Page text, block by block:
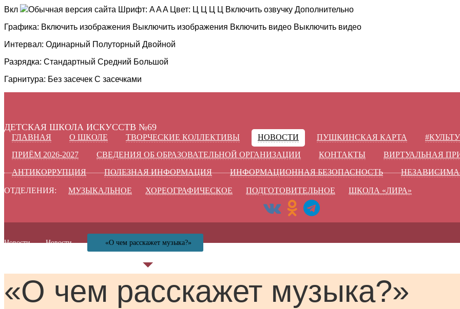
Вкл Обычная версия сайта Шрифт: AAA Цвет: Ц Ц Ц Ц Включить озвучку Дополнительно
Графика: Включить изображения Выключить изображения Включить видео Выключить видео
Интервал: Одинарный Полуторный Двойной
Разрядка: Стандартный Средний Большой
Гарнитура: Без засечек С засечками
ДЕТСКАЯ ШКОЛА ИСКУССТВ №69
ГЛАВНАЯ О ШКОЛЕ ТВОРЧЕСКИЕ КОЛЛЕКТИВЫ НОВОСТИ ПУШКИНСКАЯ КАРТА
ПРИЁМ 2026-2027
СВЕДЕНИЯ ОБ ОБРАЗОВАТЕЛЬНОЙ ОРГАНИЗАЦИИ КОНТАКТЫ
ВИРТУАЛЬНАЯ
АНТИКОРРУПЦИЯ
ПОЛЕЗНАЯ ИНФОРМАЦИЯ ИНФОРМАЦИОННАЯ БЕЗОПАСНОСТЬ
ОТДЕЛЕНИЯ:
МУЗЫКАЛЬНОЕ ХОРЕОГРАФИЧЕСКОЕ ПОДГОТОВИТЕЛЬНОЕ ШКОЛА «ЛИРА»
Новости Новости «О чем расскажет музыка?»
«О чем расскажет музыка?»